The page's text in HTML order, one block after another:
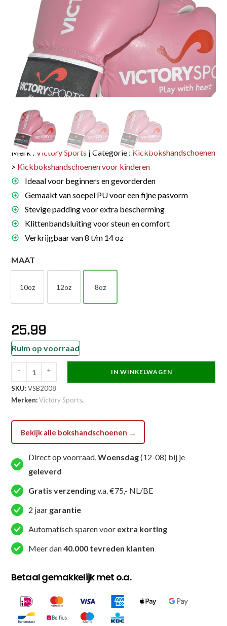
Merk : Victory Sports | Categorie :Kickbokshandschoenen
> Kickbokshandschoenen voor kinderen
Ideaal voor beginners en gevorderden
Gemaakt van soepel PU voor een fijne pasvorm
Stevige padding voor extra bescherming
Klittenbandsluiting voor steun en comfort
Verkrijgbaar van 8 t/m 14 oz
MAAT
10oz
10oz
12oz
12oz
8oz
8oz
25.99
Ruim op voorraad
Victory
Sports
Bokshandschoen
Victorian
-
aantal
- + IN WINKELWAGEN
SKU:VSB2008
Merken:Victory Sports.
Bekijk alle bokshandschoenen →
Direct op voorraad,Woensdag(12-08) bij je
geleverd
Gratis verzendingv.a. €75,- NL/BE
2 jaar garantie
Automatisch sparen voor extra korting
Meer dan40.000 tevreden klanten
Betaal gemakkelijk met o.a.